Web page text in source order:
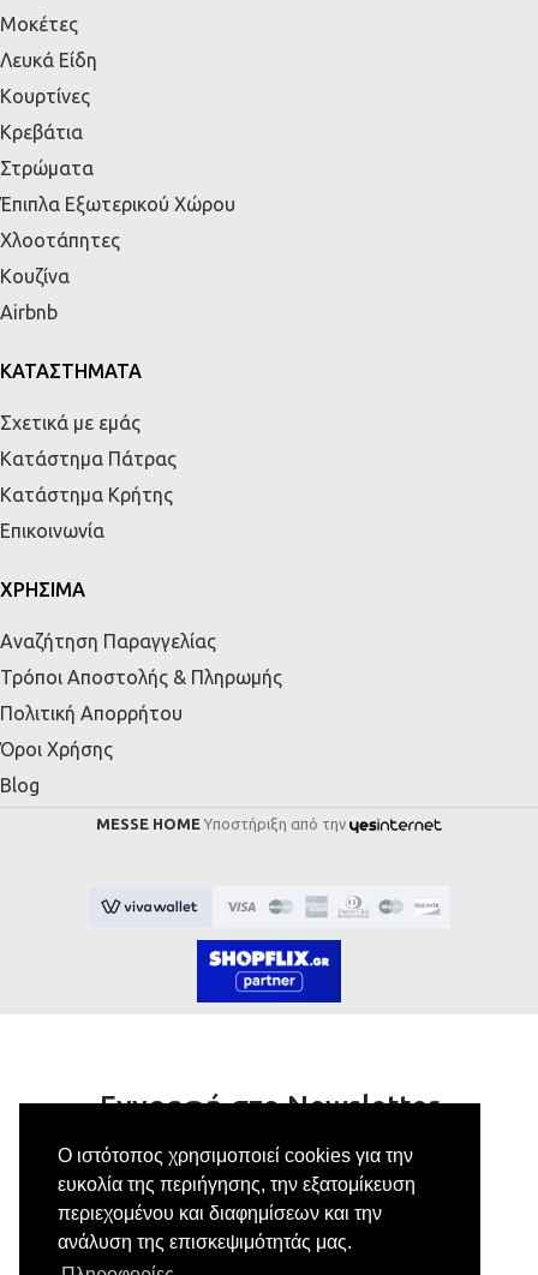
Ο ιστότοπος χρησιμοποιεί cookies για την
ευκολία της περιήγησης, την εξατομίκευση
περιεχομένου και διαφημίσεων και την
ανάλυση της επισκεψιμότητάς μας.
Μοκέτες
Λευκά Είδη
Κουρτίνες
Κρεβάτια
Στρώματα
Έπιπλα Εξωτερικού Χώρου
Χλοοτάπητες
Κουζίνα
Airbnb
ΚΑΤΑΣΤΗΜΑΤΑ
Σχετικά με εμάς
Κατάστημα Πάτρας
Κατάστημα Κρήτης
Επικοινωνία
ΧΡΗΣΙΜΑ
Αναζήτηση Παραγγελίας
Τρόποι Αποστολής & Πληρωμής
Πολιτική Απορρήτου
Όροι Χρήσης
Blog
MESSE HOME Υποστήριξη από την
Εγγραφή στο Newsletter
Κάνε εγγραφή στο newsletter μας για να
λαμβάνεις αποκλειστικές προσφορές.